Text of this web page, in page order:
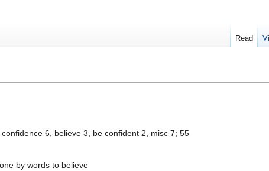
6, believe 3, be confident 2, misc 7; 55
by words to believe
Read